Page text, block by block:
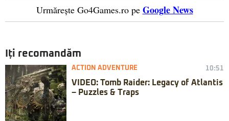
Urmărește Go4Games.ro pe Google News
Iți recomandăm
ACTION ADVENTURE 10:51
VIDEO: Tomb Raider: Legacy of Atlantis
– Puzzles & Traps